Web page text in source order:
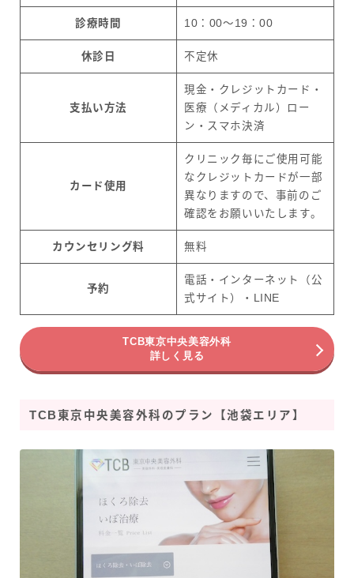
診療時間 10：00〜19：00
休診日 不定休
支払い方法
現金・クレジットカード・
医療（メディカル）ロー
ン・スマホ決済
カード使用
クリニック毎にご使用可能
なクレジットカードが一部
異なりますので、事前のご
確認をお願いいたします。
カウンセリング料 無料
予約
電話・インターネット（公
式サイト）・LINE
TCB東京中央美容外科
詳しく見る
TCB東京中央美容外科のプラン【池袋エリア】